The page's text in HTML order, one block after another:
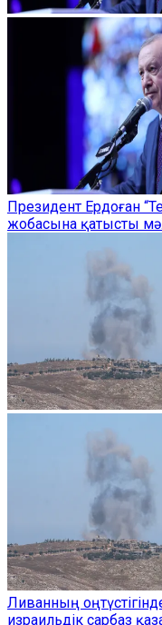
Президент Ердоған
жобасына қатысты
Ливанның
израильдік сарбаз